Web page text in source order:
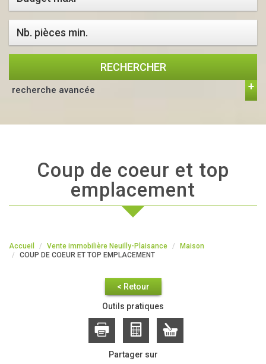
RECHERCHER
recherche avancée
coup de coeur et top
emplacement
Accueil Vente immobilière Neuilly-Plaisance
Maison
COUP DE COEUR ET TOP EMPLACEMENT
< Retour
Outils pratiques
Partager sur